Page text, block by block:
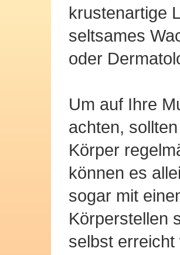
krustenartige
seltsames
oder
Um auf Ihre
achten,
Körper
können es
sogar mit
Körperstellen
selbst erreicht